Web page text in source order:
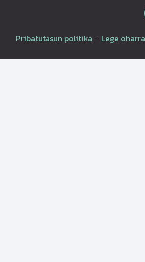
Pribatutasun politika · Lege oharra